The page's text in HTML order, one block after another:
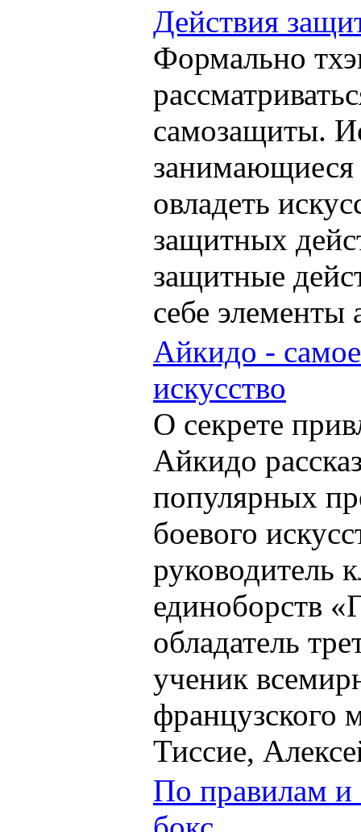
Действия
Формально
самозащиты.
занимающиеся
овладеть
защитных
защитные
себе элементы
Айкидо -
искусство
О секрете
Айкидо
популярных
боевого
руководитель
единоборств
обладатель
ученик
французского
Тиссие,
По правилам